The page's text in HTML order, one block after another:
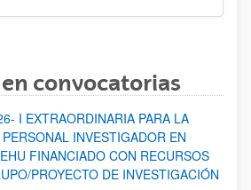
convocatorias
I EXTRAORDINARIA PARA LA
INVESTIGADOR EN
FINANCIADO CON RECURSOS
PROYECTO DE INVESTIGACIÓN